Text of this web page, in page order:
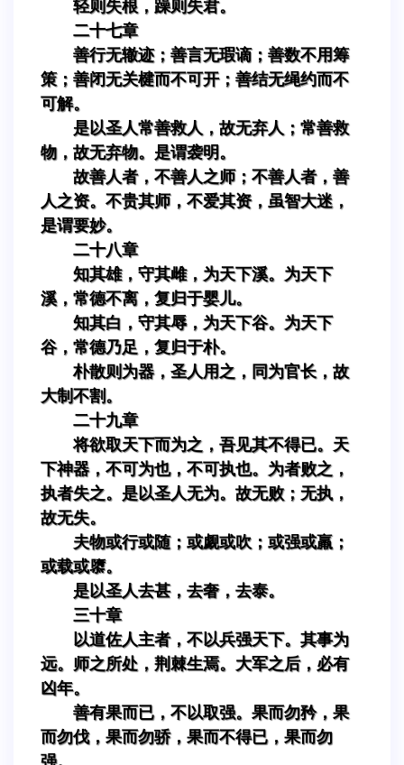
轻则失根，躁则失君。
二十七章
善行无辙迹；善言无瑕谪；善数不用筹
策；善闭无关楗而不可开；善结无绳约而不
可解。
是以圣人常善救人，故无弃人；常善救
物，故无弃物。是谓袭明。
故善人者，不善人之师；不善人者，善
人之资。不贵其师，不爱其资，虽智大迷，
是谓要妙。
二十八章
知其雄，守其雌，为天下溪。为天下
溪，常德不离，复归于婴儿。
知其白，守其辱，为天下谷。为天下
谷，常德乃足，复归于朴。
朴散则为器，圣人用之，同为官长，故
大制不割。
二十九章
将欲取天下而为之，吾见其不得已。天
下神器，不可为也，不可执也。为者败之，
执者失之。是以圣人无为。故无败；无执，
故无失。
夫物或行或随；或觑或吹；或强或羸；
或载或隳。
是以圣人去甚，去奢，去泰。
三十章
以道佐人主者，不以兵强天下。其事为
远。师之所处，荆棘生焉。大军之后，必有
凶年。
善有果而已，不以取强。果而勿矜，果
而勿伐，果而勿骄，果而不得已，果而勿
强。